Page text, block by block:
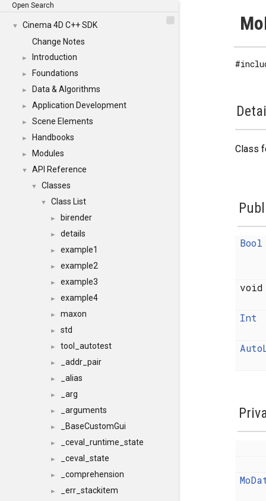
Open Search
▼
Cinema 4D C++ SDK
Change Notes
► Introduction
► Foundations
► Data & Algorithms
► Application Development
► Scene Elements
► Handbooks
► Modules
▼ API Reference
▼ Classes
▼ Class List
► birender
► details
► example1
► example2
► example3
► example4
► maxon
► std
► tool_autotest
► _addr_pair
► _alias
► _arg
► _arguments
► _BaseCustomGui
► _ceval_runtime_state
► _ceval_state
► _comprehension
► _err_stackitem
Class
Bool
Int